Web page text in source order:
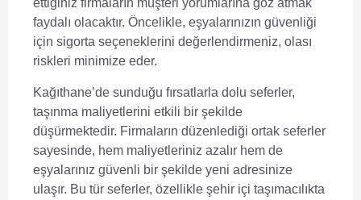
ettiğiniz firmaların müşteri yorumlarına göz atmak
faydalı olacaktır. Öncelikle, eşyalarınızın güvenliği
için sigorta seçeneklerini değerlendirmeniz, olası
riskleri minimize eder.
Kağıthane’de sunduğu fırsatlarla dolu seferler,
taşınma maliyetlerini etkili bir şekilde
düşürmektedir. Firmaların düzenlediği ortak seferler
sayesinde, hem maliyetleriniz azalır hem de
eşyalarınız güvenli bir şekilde yeni adresinize
ulaşır. Bu tür seferler, özellikle şehir içi taşımacılıkta